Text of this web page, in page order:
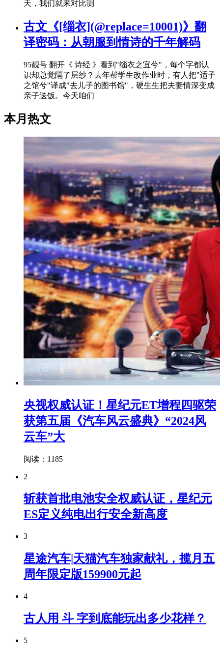
天，我们就来对比测
古文《[缁衣](@replace=10001)》翻
译密码：从朝服到情诗的千年解码
95靓号 翻开《 诗经 》看到"缁衣之宜兮"，每个字都认
识却总觉隔了层纱？去年帮学生改作业时，有人把"适子
之馆兮"译成"去儿子的图书馆"，硬生生把夫妻情深变成
亲子送饭。今天咱们
本月热文
央视权威认证！星纪元ET增程四驱荣
获第五届《汽车风云盛典》“2024风
云车”大
阅读：1185
2
斩获首批电池安全权威认证，星纪元
ES定义纯电出行安全新高度
3
星途汽车|天猫汽车独家献礼，揽月五
周年限定版159900元起
4
古人用 斗 字到底能玩出多少花样？
5